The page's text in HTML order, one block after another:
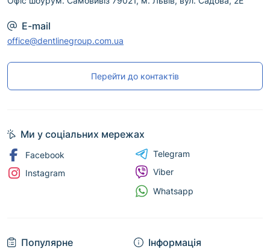
E-mail
office@dentlinegroup.com.ua
Перейти до контактів
Популярне Інформація
Ми у соціальних мережах
Facebook
Instagram
Telegram
Viber
Whatsapp